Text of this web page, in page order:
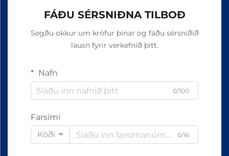
FÁÐU SÉRSNIÐNA TILBOÐ
Segðu okkur um kröfur þínar og fáðu sérsniðið
lausn fyrir verkefnið þitt.
Nafn
0/100
Farsími
Kóði
0/16